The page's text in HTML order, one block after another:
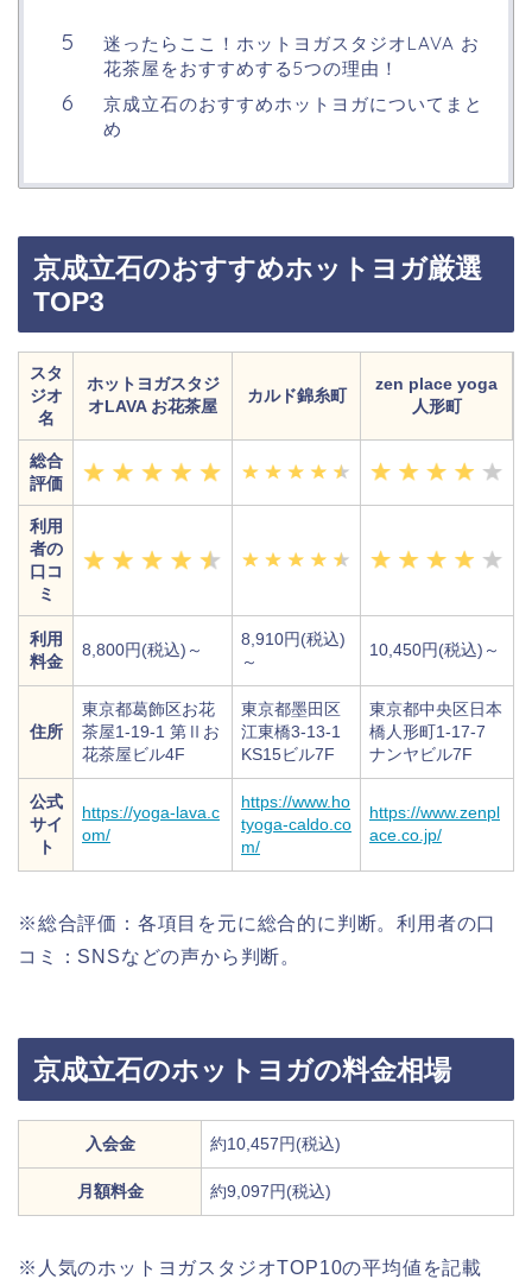
迷ったらここ！ホットヨガスタジオLAVA お
花茶屋をおすすめする5つの理由！
京成立石のおすすめホットヨガについてまと
め
京成立石のおすすめホットヨガ厳選
TOP3
スタ
ジオ
名
ホットヨガスタジ
オLAVA お花茶屋
カルド錦糸町
zen place yoga
人形町
総合
評価
利用
者の
口コ
ミ
利用
料金
8,800円(税込)～
8,910円(税込)
～
10,450円(税込)～
住所
東京都葛飾区お花
茶屋1-19-1 第Ⅱお
花茶屋ビル4F
東京都墨田区
江東橋3-13-1
KS15ビル7F
東京都中央区日本
橋人形町1-17-7
ナンヤビル7F
公式
サイ
ト
https://yoga-lava.c
om/
https://www.ho
tyoga-caldo.co
m/
https://www.zenpl
ace.co.jp/
※総合評価：各項目を元に総合的に判断。利用者の口
コミ：SNSなどの声から判断。
京成立石のホットヨガの料金相場
入会金 約10,457円(税込)
月額料金 約9,097円(税込)
※人気のホットヨガスタジオTOP10の平均値を記載